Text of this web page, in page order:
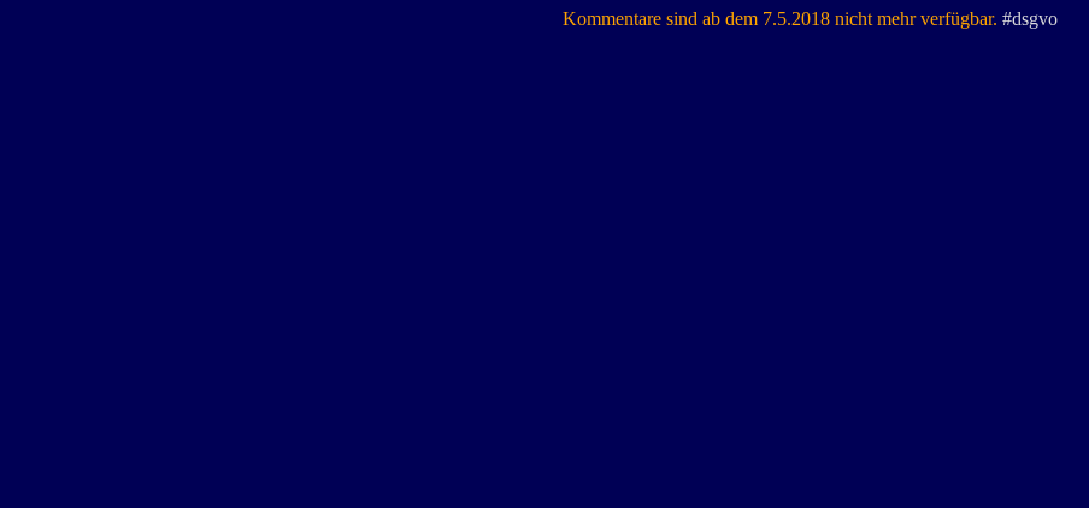
Kommentare sind ab dem 7.5.2018 nicht mehr verfügbar. #dsgvo